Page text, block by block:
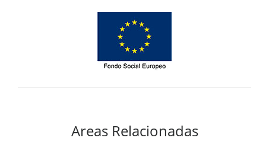
Areas Relacionadas